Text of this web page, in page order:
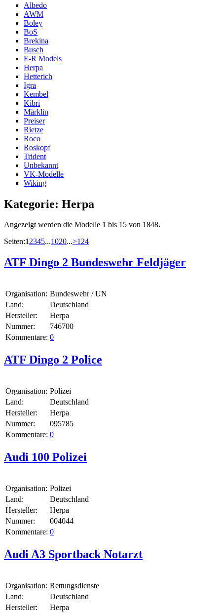
Albedo
AWM
Boley
BoS
Brekina
Busch
E-R Models
Herpa
Hetterich
Igra
Kembel
Kibri
Märklin
Preiser
Rietze
Roco
Roskopf
Trident
Unbekannt
VK-Modelle
Wiking
Kategorie: Herpa
Angezeigt werden die Modelle 1 bis 15 von 1848.
Seiten:12345...1020...>124
ATF Dingo 2 Bundeswehr Feldjäger
Organisation: Bundeswehr / UN
Land:
Deutschland
Hersteller:
Herpa
Nummer:
746700
Kommentare: 0
ATF Dingo 2 Police
Organisation: Polizei
Land:
Deutschland
Hersteller:
Herpa
Nummer:
095785
Kommentare: 0
Audi 100 Polizei
Organisation: Polizei
Land:
Deutschland
Hersteller:
Herpa
Nummer:
004044
Kommentare: 0
Audi A3 Sportback Notarzt
Organisation: Rettungsdienste
Land:
Deutschland
Hersteller:
Herpa